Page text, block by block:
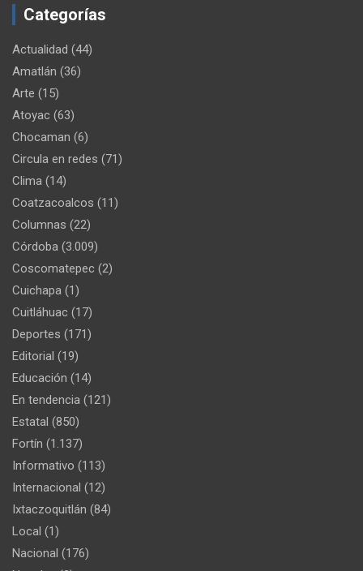
Categorías
Actualidad (44)
Amatlán (36)
Arte (15)
Atoyac (63)
Chocaman (6)
Circula en redes (71)
Clima (14)
Coatzacoalcos (11)
Columnas (22)
Córdoba (3.009)
Coscomatepec (2)
Cuichapa (1)
Cuitláhuac (17)
Deportes (171)
Editorial (19)
Educación (14)
En tendencia (121)
Estatal (850)
Fortín (1.137)
Informativo (113)
Internacional (12)
Ixtaczoquitlán (84)
Local (1)
Nacional (176)